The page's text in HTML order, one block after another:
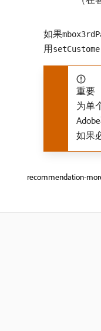
如果
用
重要
为单
如果
recommendation-